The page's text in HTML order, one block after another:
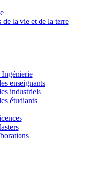
de la vie et de la terre
enseignants
industriels
étudiants